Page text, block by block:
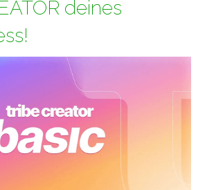
deines